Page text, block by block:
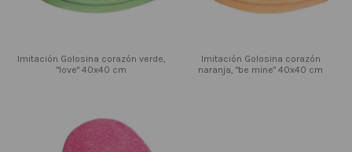
Imitación Golosina corazón verde,
"love" 40x40 cm
Imitación Golosina corazón
naranja, "be mine" 40x40 cm